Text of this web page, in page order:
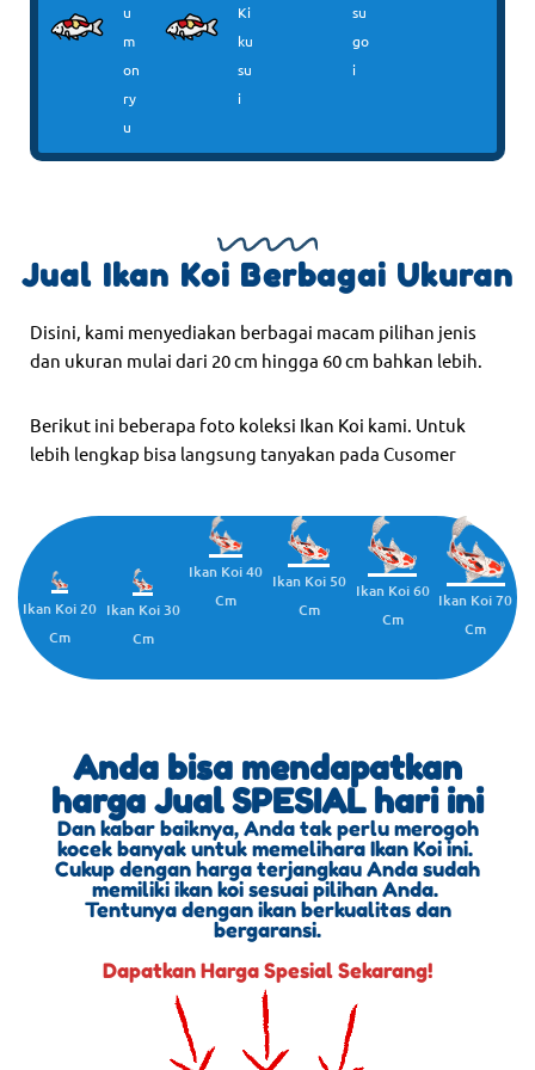
u
m
on
ry
u
Ki
ku
su
i
su
go
i
Jual Ikan Koi Berbagai Ukuran
Disini, kami menyediakan berbagai macam pilihan jenis
dan ukuran mulai dari 20 cm hingga 60 cm bahkan lebih.
Berikut ini beberapa foto koleksi Ikan Koi kami. Untuk
lebih lengkap bisa langsung tanyakan pada Cusomer
Ikan Koi 20
Cm
Ikan Koi 30
Cm
Ikan Koi 40
Cm
Ikan Koi 50
Cm
Ikan Koi 60
Cm
Ikan Koi 70
Cm
Anda bisa mendapatkan
harga Jual SPESIAL hari ini
Dan kabar baiknya, Anda tak perlu merogoh
kocek banyak untuk memelihara Ikan Koi ini.
Cukup dengan harga terjangkau Anda sudah
memiliki ikan koi sesuai pilihan Anda.
Tentunya dengan ikan berkualitas dan
bergaransi.
Dapatkan Harga Spesial Sekarang!